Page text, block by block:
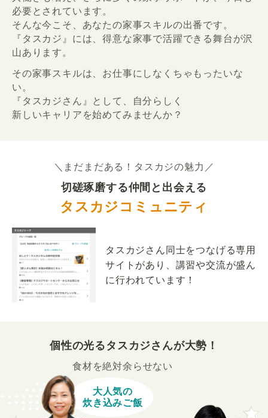
必要とされています。
そんな今こそ、あなたの家事スキルの出番です。
『タスカジ』には、得意な家事で活躍できる舞台が沢
山あります。
その家事スキルは、お仕事にしなくちゃもったいな
い。
『タスカジさん』として、自分らしく
新しいキャリアを始めてみませんか？
＼まだまだある！タスカジの魅力／
切磋琢磨する仲間と出会える
タスカジコミュニティ
タスカジさん同士をつなげる専用
サイトがあり、講習や交流が盛ん
に行われています！
個性の光るタスカジさんが大勢！
食材を絶対余らせない
大人気の
炊き込みご飯